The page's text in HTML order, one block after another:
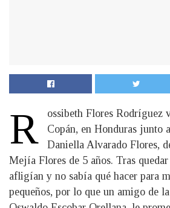
R
ossibeth Flores Rodríguez
Copán, en Honduras junto
Daniella Alvarado Flores,
Mejía Flores de 5 años. Tras
afligían y no sabía qué hacer para
pequeños, por lo que un amigo de